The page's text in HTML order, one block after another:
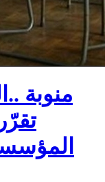
منوبة